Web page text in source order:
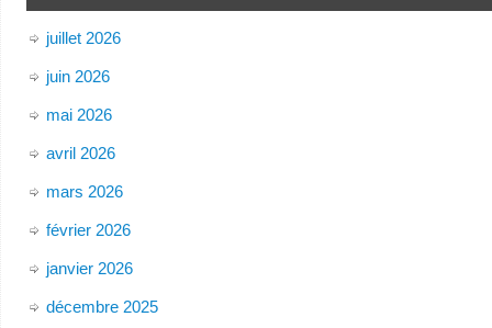
juillet 2026
juin 2026
mai 2026
avril 2026
mars 2026
février 2026
janvier 2026
décembre 2025